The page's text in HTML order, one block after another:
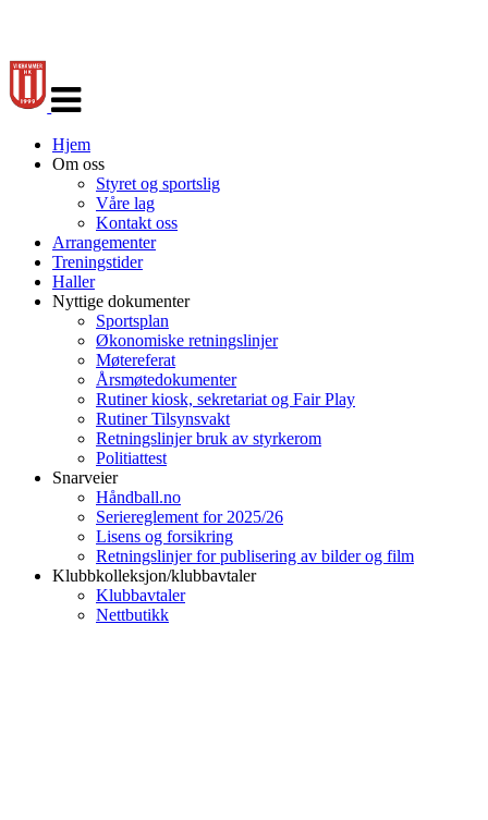
navigasjon
Hjem
Om oss
Styret og sportslig
Våre lag
Kontakt oss
Arrangementer
Treningstider
Haller
Nyttige dokumenter
Sportsplan
Økonomiske retningslinjer
Møtereferat
Årsmøtedokumenter
Rutiner kiosk, sekretariat og Fair Play
Rutiner Tilsynsvakt
Retningslinjer bruk av styrkerom
Politiattest
Snarveier
Håndball.no
Seriereglement for 2025/26
Lisens og forsikring
Retningslinjer for publisering av bilder og film
Klubbkolleksjon/klubbavtaler
Klubbavtaler
Nettbutikk